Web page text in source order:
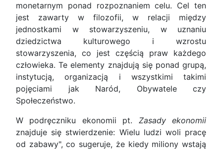
monetarnym ponad rozpoznaniem celu. Cel ten
jest zawarty w filozofii, w relacji między
jednostkami w stowarzyszeniu, w uznaniu
dziedzictwa kulturowego i wzrostu
stowarzyszenia, co jest częścią praw każdego
człowieka. Te elementy znajdują się ponad grupą,
instytucją, organizacją i wszystkimi takimi
pojęciami jak Naród, Obywatele czy
Społeczeństwo.
W podręczniku ekonomii pt. Zasady ekonomii
znajduje się stwierdzenie: Wielu ludzi woli pracę
od zabawy", co sugeruje, że kiedy miliony wstają